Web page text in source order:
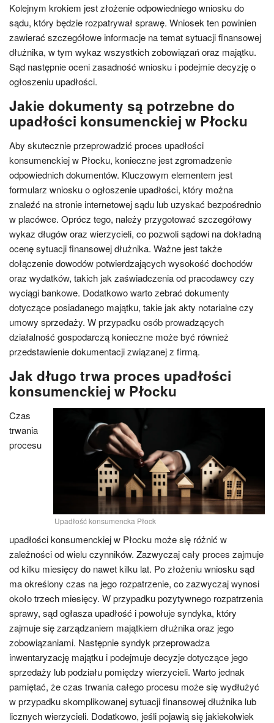
Kolejnym krokiem jest złożenie odpowiedniego wniosku do
sądu, który będzie rozpatrywał sprawę. Wniosek ten powinien
zawierać szczegółowe informacje na temat sytuacji finansowej
dłużnika, w tym wykaz wszystkich zobowiązań oraz majątku.
Sąd następnie oceni zasadność wniosku i podejmie decyzję o
ogłoszeniu upadłości.
Jakie dokumenty są potrzebne do
upadłości konsumenckiej w Płocku
Aby skutecznie przeprowadzić proces upadłości
konsumenckiej w Płocku, konieczne jest zgromadzenie
odpowiednich dokumentów. Kluczowym elementem jest
formularz wniosku o ogłoszenie upadłości, który można
znaleźć na stronie internetowej sądu lub uzyskać bezpośrednio
w placówce. Oprócz tego, należy przygotować szczegółowy
wykaz długów oraz wierzycieli, co pozwoli sądowi na dokładną
ocenę sytuacji finansowej dłużnika. Ważne jest także
dołączenie dowodów potwierdzających wysokość dochodów
oraz wydatków, takich jak zaświadczenia od pracodawcy czy
wyciągi bankowe. Dodatkowo warto zebrać dokumenty
dotyczące posiadanego majątku, takie jak akty notarialne czy
umowy sprzedaży. W przypadku osób prowadzących
działalność gospodarczą konieczne może być również
przedstawienie dokumentacji związanej z firmą.
Jak długo trwa proces upadłości
konsumenckiej w Płocku
Upadłość konsumencka Płock
Czas
trwania
procesu
upadłości konsumenckiej w Płocku może się różnić w
zależności od wielu czynników. Zazwyczaj cały proces zajmuje
od kilku miesięcy do nawet kilku lat. Po złożeniu wniosku sąd
ma określony czas na jego rozpatrzenie, co zazwyczaj wynosi
około trzech miesięcy. W przypadku pozytywnego rozpatrzenia
sprawy, sąd ogłasza upadłość i powołuje syndyka, który
zajmuje się zarządzaniem majątkiem dłużnika oraz jego
zobowiązaniami. Następnie syndyk przeprowadza
inwentaryzację majątku i podejmuje decyzje dotyczące jego
sprzedaży lub podziału pomiędzy wierzycieli. Warto jednak
pamiętać, że czas trwania całego procesu może się wydłużyć
w przypadku skomplikowanej sytuacji finansowej dłużnika lub
licznych wierzycieli. Dodatkowo, jeśli pojawią się jakiekolwiek